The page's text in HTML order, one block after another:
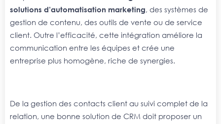
solutions d’automatisation marketing, des systèmes de
gestion de contenu, des outils de vente ou de service
client. Outre l’efficacité, cette intégration améliore la
communication entre les équipes et crée une
entreprise plus homogène, riche de synergies.
De la gestion des contacts client au suivi complet de la
relation, une bonne solution de CRM doit proposer un